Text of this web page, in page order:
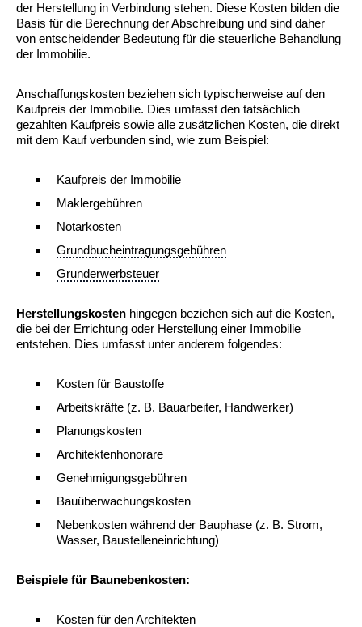
der Herstellung in Verbindung stehen. Diese Kosten bilden die
Basis für die Berechnung der Abschreibung und sind daher
von entscheidender Bedeutung für die steuerliche Behandlung
der Immobilie.
Anschaffungskosten beziehen sich typischerweise auf den
Kaufpreis der Immobilie. Dies umfasst den tatsächlich
gezahlten Kaufpreis sowie alle zusätzlichen Kosten, die direkt
mit dem Kauf verbunden sind, wie zum Beispiel:
Kaufpreis der Immobilie
Maklergebühren
Notarkosten
Grundbucheintragungsgebühren
Grunderwerbsteuer
Herstellungskosten hingegen beziehen sich auf die Kosten,
die bei der Errichtung oder Herstellung einer Immobilie
entstehen. Dies umfasst unter anderem folgendes:
Kosten für Baustoffe
Arbeitskräfte (z. B. Bauarbeiter, Handwerker)
Planungskosten
Architektenhonorare
Genehmigungsgebühren
Bauüberwachungskosten
Nebenkosten während der Bauphase (z. B. Strom,
Wasser, Baustelleneinrichtung)
Beispiele für Baunebenkosten:
Kosten für den Architekten